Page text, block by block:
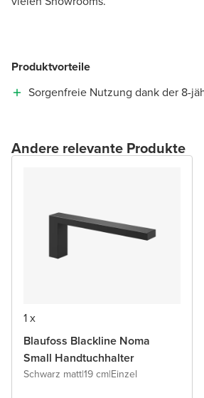
Produktvorteile
Sorgenfreie Nutzung dank der 8-
Andere relevante Produkte
1 x
Blaufoss Blackline Noma
Small Handtuchhalter
Schwarz matt|19 cm|Einzel